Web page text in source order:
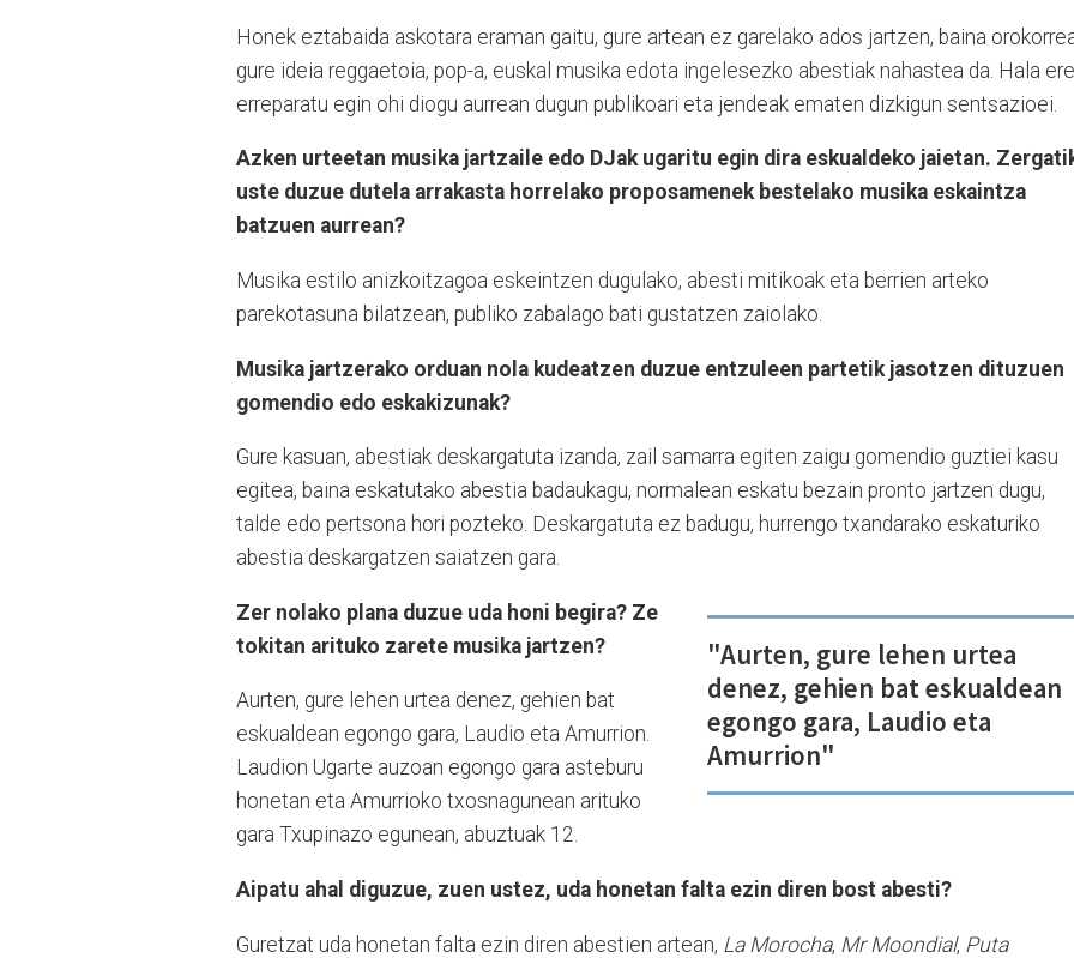
⁠Honek eztabaida askotara eraman gaitu, gure artean ez garelako ados jartzen, baina
gure ideia reggaetoia, pop-a, euskal musika edota ingelesezko abestiak nahastea da. Hala
erreparatu egin ohi diogu aurrean dugun publikoari eta jendeak ematen dizkigun sentsazioei.
Azken urteetan musika jartzaile edo DJak ugaritu egin dira eskualdeko jaietan.
uste duzue dutela arrakasta horrelako proposamenek bestelako musika eskaintza
batzuen aurrean?
Musika estilo anizkoitzagoa eskeintzen dugulako, abesti mitikoak eta berrien arteko
parekotasuna bilatzean, publiko zabalago bati gustatzen zaiolako.
Musika jartzerako orduan nola kudeatzen duzue entzuleen partetik jasotzen dituzuen
gomendio edo eskakizunak?
Gure kasuan, abestiak deskargatuta izanda, zail samarra egiten zaigu gomendio guztiei kasu
egitea, baina eskatutako abestia badaukagu, normalean eskatu bezain pronto jartzen dugu,
talde edo pertsona hori pozteko. Deskargatuta ez badugu, hurrengo txandarako eskaturiko
abestia deskargatzen saiatzen gara.
"Aurten, gure lehen urtea
denez, gehien bat eskualdean
egongo gara, Laudio eta
Amurrion"
Zer nolako plana duzue uda honi begira? Ze
tokitan arituko zarete musika jartzen?
Aurten, gure lehen urtea denez, gehien bat
eskualdean egongo gara, Laudio eta Amurrion.
Laudion Ugarte auzoan egongo gara asteburu
honetan eta Amurrioko txosnagunean arituko
gara Txupinazo egunean, abuztuak 12.
Aipatu ahal diguzue, zuen ustez, uda honetan falta ezin diren bost abesti?
Guretzat uda honetan falta ezin diren abestien artean, La Morocha, Mr Moondial, Puta